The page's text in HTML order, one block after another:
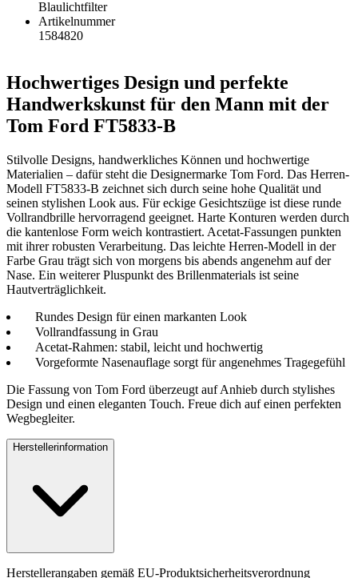
Blaulichtfilter
Artikelnummer
1584820
Hochwertiges Design und perfekte
Handwerkskunst für den Mann mit der
Tom Ford FT5833-B
Stilvolle Designs, handwerkliches Können und hochwertige
Materialien – dafür steht die Designermarke Tom Ford. Das Herren-
Modell FT5833-B zeichnet sich durch seine hohe Qualität und
seinen stylishen Look aus. Für eckige Gesichtszüge ist diese runde
Vollrandbrille hervorragend geeignet. Harte Konturen werden durch
die kantenlose Form weich kontrastiert. Acetat-Fassungen punkten
mit ihrer robusten Verarbeitung. Das leichte Herren-Modell in der
Farbe Grau trägt sich von morgens bis abends angenehm auf der
Nase. Ein weiterer Pluspunkt des Brillenmaterials ist seine
Hautverträglichkeit.
Rundes Design für einen markanten Look
Vollrandfassung in Grau
Acetat-Rahmen: stabil, leicht und hochwertig
Vorgeformte Nasenauflage sorgt für angenehmes Tragegefühl
Die Fassung von Tom Ford überzeugt auf Anhieb durch stylishes
Design und einen eleganten Touch. Freue dich auf einen perfekten
Wegbegleiter.
Herstellerinformation
Herstellerangaben gemäß EU-Produktsicherheitsverordnung